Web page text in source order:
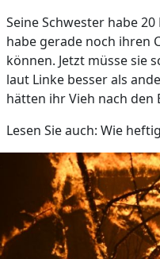
Seine Schwester habe
habe gerade noch ihren
können. Jetzt müsse sie
laut Linke besser als
hätten ihr Vieh nach den
Lesen Sie auch: Wie